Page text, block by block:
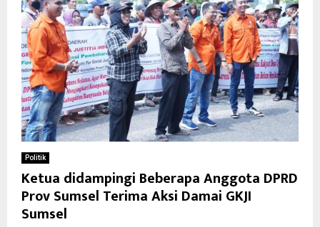
Politik
Ketua didampingi Beberapa Anggota DPRD
Prov Sumsel Terima Aksi Damai GKJI
Sumsel